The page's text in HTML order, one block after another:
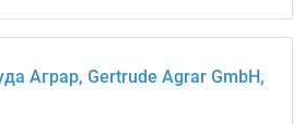
Аграр, Gertrude Agrar GmbH,